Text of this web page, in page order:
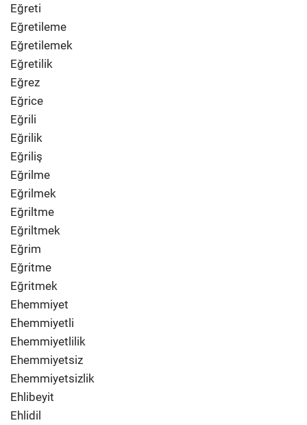
Eğreti
Eğretileme
Eğretilemek
Eğretilik
Eğrez
Eğrice
Eğrili
Eğrilik
Eğriliş
Eğrilme
Eğrilmek
Eğriltme
Eğriltmek
Eğrim
Eğritme
Eğritmek
Ehemmiyet
Ehemmiyetli
Ehemmiyetlilik
Ehemmiyetsiz
Ehemmiyetsizlik
Ehlibeyit
Ehlidil